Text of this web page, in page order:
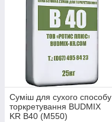
Суміш для сухого способу
торкретування BUDMIX
KR В40 (М550)